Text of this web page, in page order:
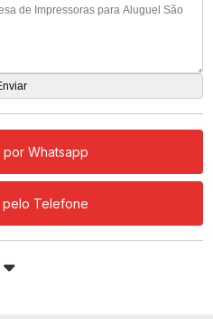
por Whatsapp
pelo Telefone